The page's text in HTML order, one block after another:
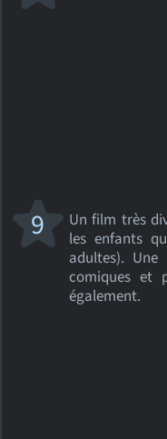
Un film très
les enfants
adultes). Une
comiques et
également.
9